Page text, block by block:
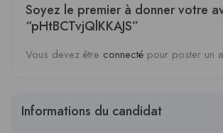
Soyez le premier à donner votre
“pHtBCTvjQlKKAJS”
Vous devez être connecté pour poster un
Informations du candidat